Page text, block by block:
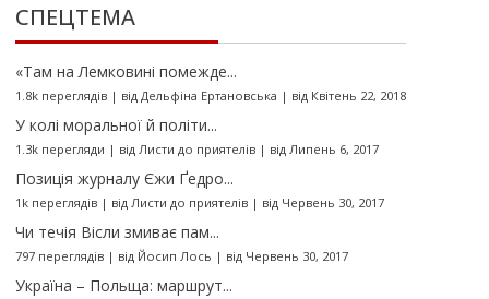
СПЕЦТЕМА
«Там на Лемковині помежде...
1.8k переглядів| від Дельфіна Ертановська | від Квітень 22, 2018
У колі моральної й політи...
1.3k перегляди | від Листи до приятелів| від Липень 6, 2017
Позиція журналу Єжи Ґедро...
1k переглядів| від Листи до приятелів| від Червень 30, 2017
Чи течія Вісли змиває пам...
797 переглядів| від Йосип Лось | від Червень 30, 2017
Україна – Польща: маршрут...